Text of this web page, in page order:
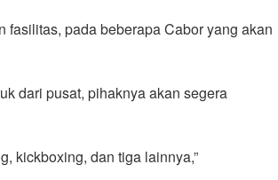
fasilitas, pada beberapa Cabor yang akan
dari pusat, pihaknya akan segera
kickboxing, dan tiga lainnya,”